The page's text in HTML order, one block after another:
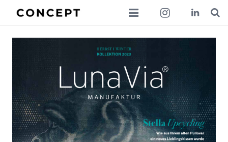
collections
lookbook
about
contact